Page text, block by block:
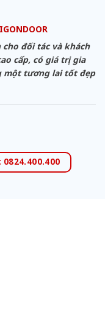
cho đối tác và khách
cấp, có giá trị gia
một tương lai tốt đẹp